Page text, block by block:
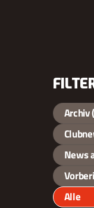
Filter by
Archiv
News
Alle